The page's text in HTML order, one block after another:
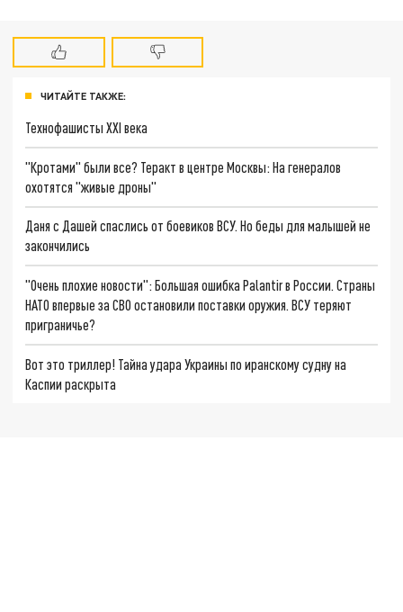
ЧИТАЙТЕ ТАКЖЕ:
Технофашисты XXI века
"Кротами" были все? Теракт в центре Москвы: На генералов
охотятся "живые дроны"
Даня с Дашей спаслись от боевиков ВСУ. Но беды для малышей не
закончились
"Очень плохие новости": Большая ошибка Palantir в России. Страны
НАТО впервые за СВО остановили поставки оружия. ВСУ теряют
приграничье?
Вот это триллер! Тайна удара Украины по иранскому судну на
Каспии раскрыта